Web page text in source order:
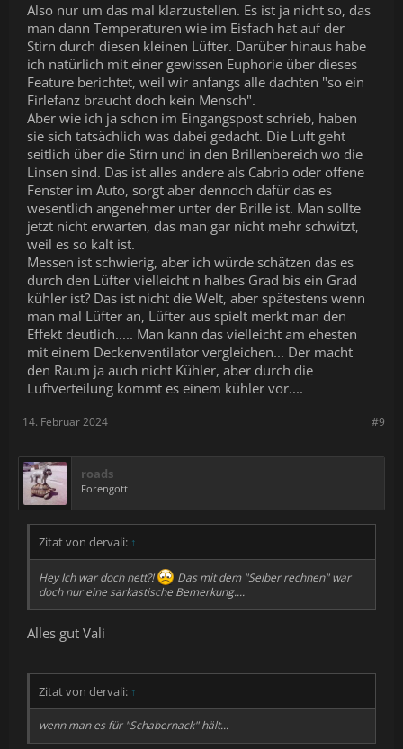
Also nur um das mal klarzustellen. Es ist ja nicht so, das
man dann Temperaturen wie im Eisfach hat auf der
Stirn durch diesen kleinen Lüfter. Darüber hinaus habe
ich natürlich mit einer gewissen Euphorie über dieses
Feature berichtet, weil wir anfangs alle dachten "so ein
Firlefanz braucht doch kein Mensch".
Aber wie ich ja schon im Eingangspost schrieb, haben
sie sich tatsächlich was dabei gedacht. Die Luft geht
seitlich über die Stirn und in den Brillenbereich wo die
Linsen sind. Das ist alles andere als Cabrio oder offene
Fenster im Auto, sorgt aber dennoch dafür das es
wesentlich angenehmer unter der Brille ist. Man sollte
jetzt nicht erwarten, das man gar nicht mehr schwitzt,
weil es so kalt ist.
Messen ist schwierig, aber ich würde schätzen das es
durch den Lüfter vielleicht n halbes Grad bis ein Grad
kühler ist? Das ist nicht die Welt, aber spätestens wenn
man mal Lüfter an, Lüfter aus spielt merkt man den
Effekt deutlich..... Man kann das vielleicht am ehesten
mit einem Deckenventilator vergleichen... Der macht
den Raum ja auch nicht Kühler, aber durch die
Luftverteilung kommt es einem kühler vor....
#9
14. Februar 2024
roads
Forengott
Zitat von dervali: ↑
Hey Ich war doch nett?!
Das mit dem "Selber rechnen" war
doch nur eine sarkastische Bemerkung....
Alles gut Vali
Zitat von dervali: ↑
wenn man es für "Schabernack" hält...